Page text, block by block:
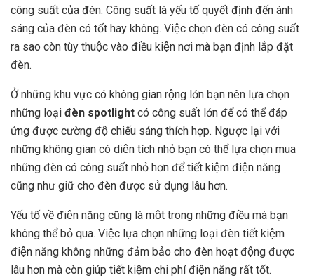
công suất của đèn. Công suất là yếu tố quyết định đến ánh
sáng của đèn có tốt hay không. Việc chọn đèn có công suất
ra sao còn tùy thuộc vào điều kiện nơi mà bạn định lắp đặt
đèn.
Ở những khu vực có không gian rộng lớn bạn nên lựa chọn
những loại đèn spotlight có công suất lớn để có thể đáp
ứng được cường độ chiếu sáng thích hợp. Ngược lại với
những không gian có diện tích nhỏ bạn có thể lựa chọn mua
những đèn có công suất nhỏ hơn để tiết kiệm điện năng
cũng như giữ cho đèn được sử dụng lâu hơn.
Yếu tố về điện năng cũng là một trong những điều mà bạn
không thể bỏ qua. Việc lựa chọn những loại đèn tiết kiệm
điện năng không những đảm bảo cho đèn hoạt động được
lâu hơn mà còn giúp tiết kiệm chi phí điện năng rất tốt.